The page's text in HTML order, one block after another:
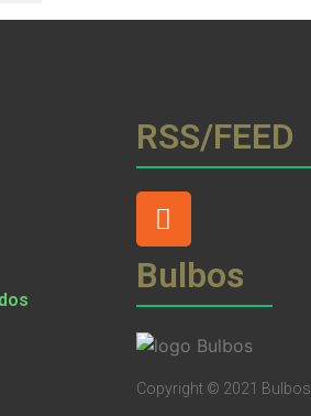
RSS/FEED
Bulbos
Copyright © 2021 Bulbos